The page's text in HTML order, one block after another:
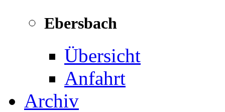
Ebersbach
Übersicht
Anfahrt
Archiv